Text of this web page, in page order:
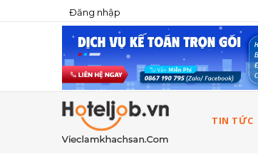
USER
ACCOUNT
MENU
Đăng nhập
TIN TỨC